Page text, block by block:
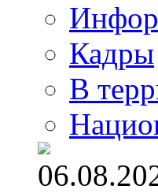
Кадры
В